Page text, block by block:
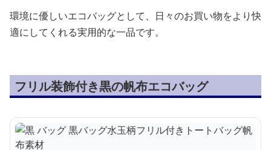
環境に優しいエコバッグとして、日々のお買い物をより快
適にしてくれる実用的な一品です。
フリル装飾付き黒の帆布エコバッグ